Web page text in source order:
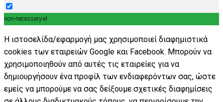
non-necessary-el
Η ιστοσελίδα/εφαρμογή μας χρησιμοποιεί διαφημιστικά
cookies των εταιρειών Google και Facebook. Μπορούν να
χρησιμοποιηθούν από αυτές τις εταιρείες για να
δημιουργήσουν ένα προφίλ των ενδιαφερόντων σας, ώστε
εμείς να μπορούμε να σας δείξουμε σχετικές διαφημίσεις